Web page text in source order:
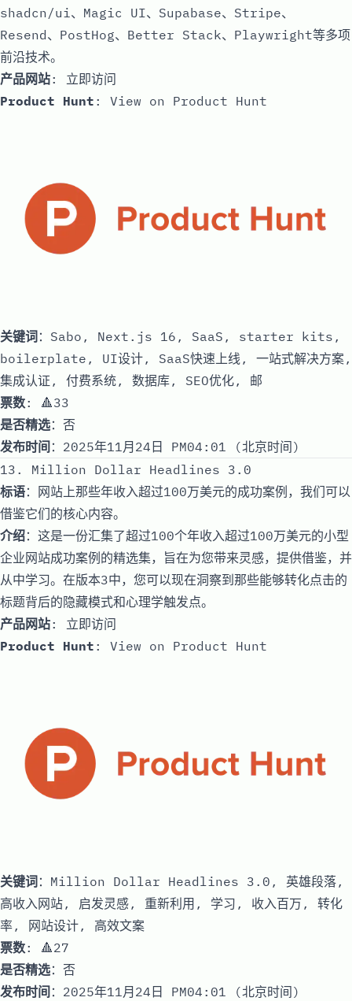
shadcn/ui、Magic UI、Supabase、Stripe、
Resend、PostHog、Better Stack、Playwright等多项
前沿技术。
产品网站: 立即访问
Product Hunt : View on Product Hunt
关键词 ：Sabo, Next.js 16, SaaS, starter kits,
boilerplate, UI设计, SaaS快速上线, 一站式解决方案,
集成认证, 付费系统, 数据库, SEO优化, 邮
票数: 🔺33
是否精选：否
发布时间 ：2025年11月24日 PM04:01 (北京时间)
13. Million Dollar Headlines 3.0
标语：网站上那些年收入超过100万美元的成功案例，我们可以
借鉴它们的核心内容。
介绍：这是一份汇集了超过100个年收入超过100万美元的小型
企业网站成功案例的精选集，旨在为您带来灵感，提供借鉴，并
从中学习。在版本3中，您可以现在洞察到那些能够转化点击的
标题背后的隐藏模式和心理学触发点。
产品网站: 立即访问
Product Hunt : View on Product Hunt
关键词：Million Dollar Headlines 3.0, 英雄段落,
高收入网站, 启发灵感, 重新利用, 学习, 收入百万, 转化
率, 网站设计, 高效文案
票数: 🔺27
是否精选：否
发布时间 ：2025年11月24日 PM04:01 (北京时间)